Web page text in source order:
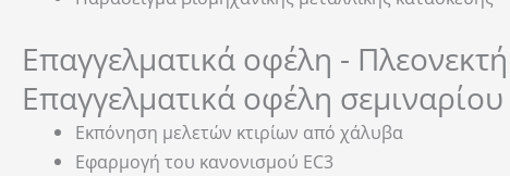
Επαγγελματικά οφέλη -
Επαγγελματικά οφέλη σεμιναρίου
Εκπόνηση μελετών κτιρίων από χάλυβα
Εφαρμογή του κανονισμού EC3